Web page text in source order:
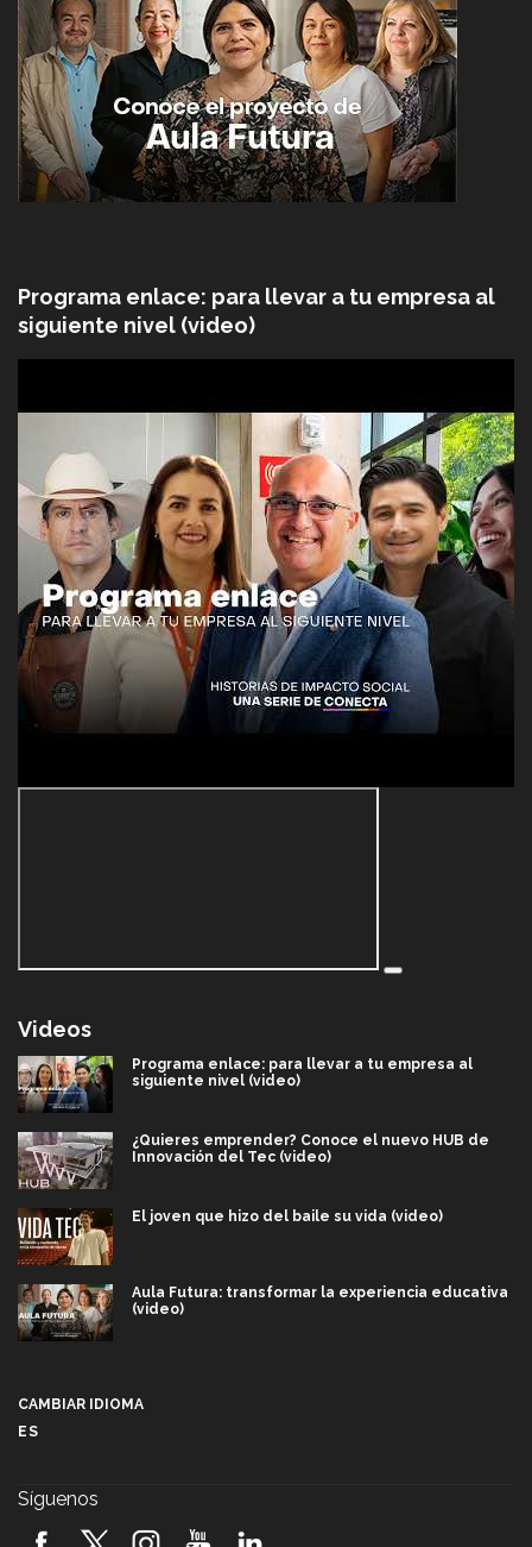
Programa enlace: para llevar a tu empresa al
siguiente nivel (video)
Videos
Programa enlace: para llevar a tu empresa al
siguiente nivel (video)
¿Quieres emprender? Conoce el nuevo HUB de
Innovación del Tec (video)
El joven que hizo del baile su vida (video)
Aula Futura: transformar la experiencia educativa
(video)
2026! (video)
CAMBIAR IDIOMA
ES
Síguenos